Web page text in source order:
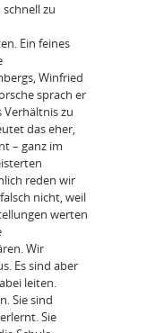
zu
Ein feines
Winfried
sprach er
Verhältnis zu
das eher,
– ganz im
reden wir
nicht, weil
werten
Wir
Es sind aber
leiten.
Sie sind
Sie